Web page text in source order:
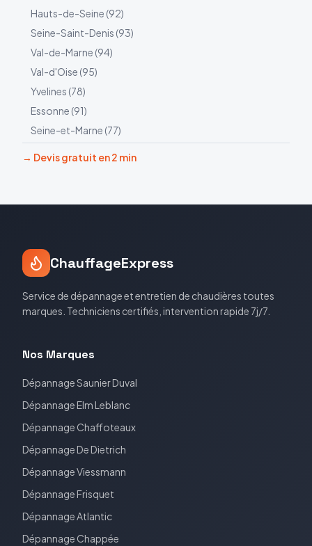
Hauts-de-Seine (92)
Seine-Saint-Denis (93)
Val-de-Marne (94)
Val-d'Oise (95)
Yvelines (78)
Essonne (91)
Seine-et-Marne (77)
→ Devis gratuit en 2 min
ChauffageExpress
Service de dépannage et entretien de chaudières toutes
marques. Techniciens certifiés, intervention rapide 7j/7.
Nos Marques
DépannageSaunier Duval
DépannageElm Leblanc
Dépannage Chaffoteaux
DépannageDe Dietrich
DépannageViessmann
DépannageFrisquet
DépannageAtlantic
Dépannage Chappée